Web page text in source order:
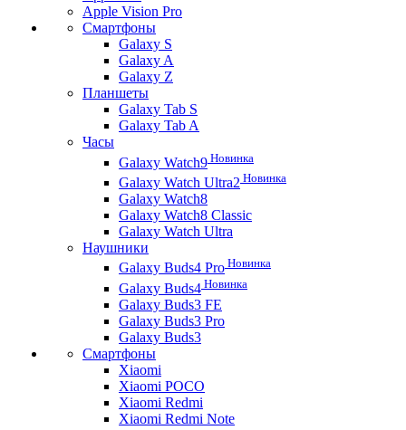
Apple Vision Pro
Смартфоны
Galaxy S
Galaxy A
Galaxy Z
Планшеты
Galaxy Tab S
Galaxy Tab A
Часы
Galaxy Watch9 Новинка
Galaxy Watch Ultra2 Новинка
Galaxy Watch8
Galaxy Watch8 Classic
Galaxy Watch Ultra
Наушники
Galaxy Buds4 Pro Новинка
Galaxy Buds4 Новинка
Galaxy Buds3 FE
Galaxy Buds3 Pro
Galaxy Buds3
Смартфоны
Xiaomi
Xiaomi POCO
Xiaomi Redmi
Xiaomi Redmi Note